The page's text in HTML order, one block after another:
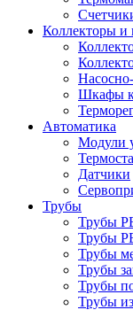
Коллекторы и
Шкафы
Автоматика
Модули
Датчики
Трубы
Трубы
Трубы
Трубы
Трубы
Трубы
Трубы